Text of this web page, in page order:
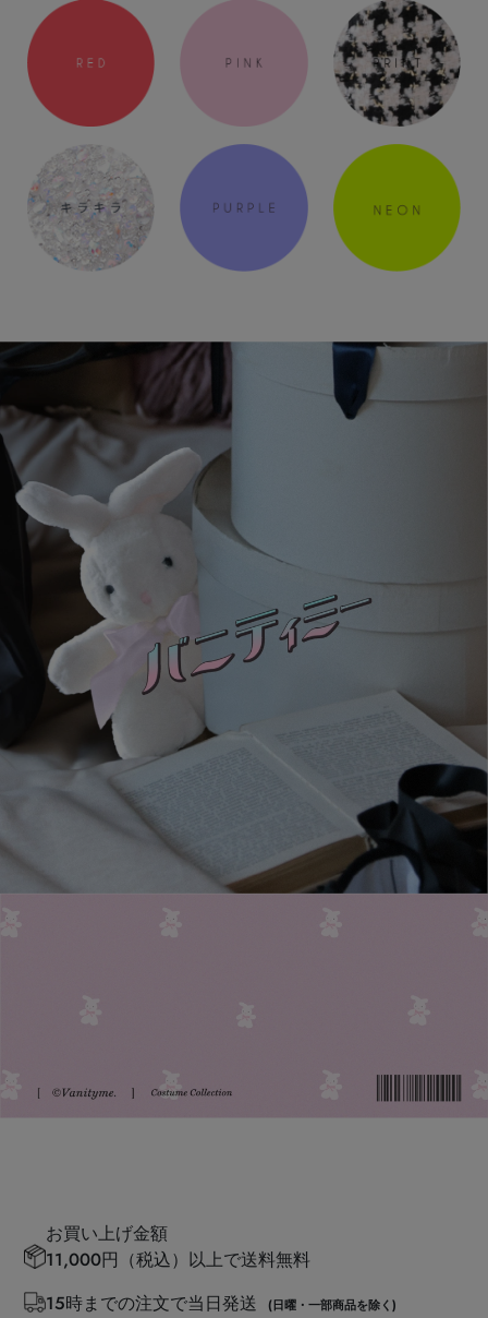
お買い上げ金額
11,000円（税込）以上で送料無料
15時までの注文で当日発送
(日曜・一部商品を除く)